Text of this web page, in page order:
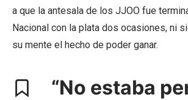
a que la antesala de los JJOO fue
Nacional con la plata dos ocasiones, ni
su mente el hecho de poder ganar.
“No estaba